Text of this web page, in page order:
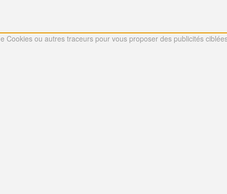
Cookies ou autres traceurs pour vous proposer des publicités